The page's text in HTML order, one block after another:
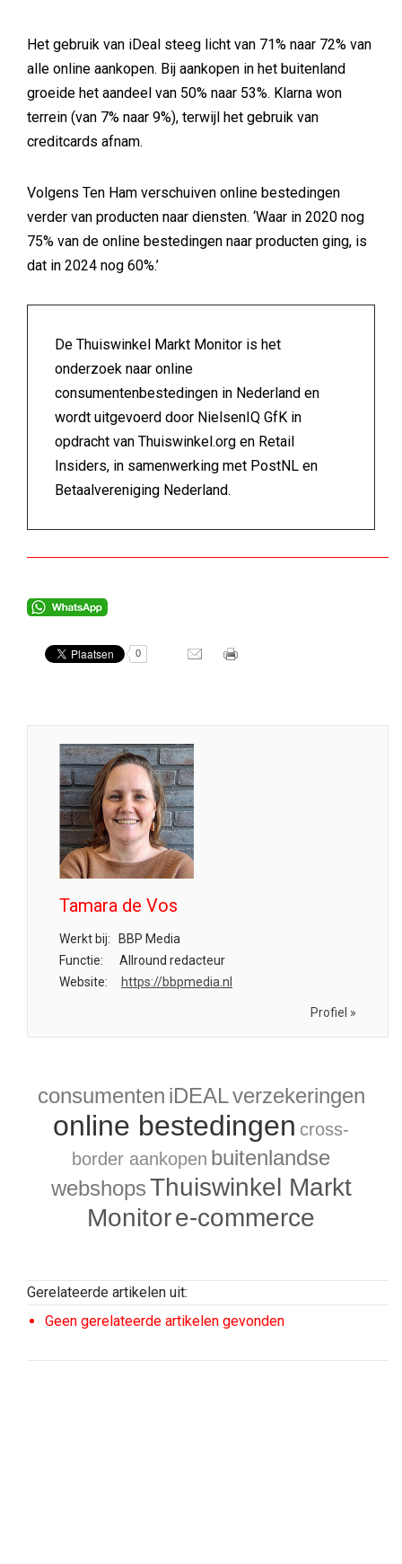
Het gebruik van iDeal steeg licht van 71% naar 72% van
alle online aankopen. Bij aankopen in het buitenland
groeide het aandeel van 50% naar 53%. Klarna won
terrein (van 7% naar 9%), terwijl het gebruik van
creditcards afnam.
Volgens Ten Ham verschuiven online bestedingen
verder van producten naar diensten. ‘Waar in 2020 nog
75% van de online bestedingen naar producten ging, is
dat in 2024 nog 60%.’
De Thuiswinkel Markt Monitor is het
onderzoek naar online
consumentenbestedingen in Nederland en
wordt uitgevoerd door NielsenIQ GfK in
opdracht van Thuiswinkel.org en Retail
Insiders, in samenwerking met PostNL en
Betaalvereniging Nederland.
0
Tamara de Vos
Werkt bij:
BBP Media
Functie:
Allround redacteur
Website:
https://bbpmedia.nl
Profiel »
consumenten iDEALverzekeringen
online bestedingen cross-
border aankopen buitenlandse
webshopsThuiswinkel Markt
Monitore-commerce
Gerelateerde artikelen uit:
Geen gerelateerde artikelen gevonden